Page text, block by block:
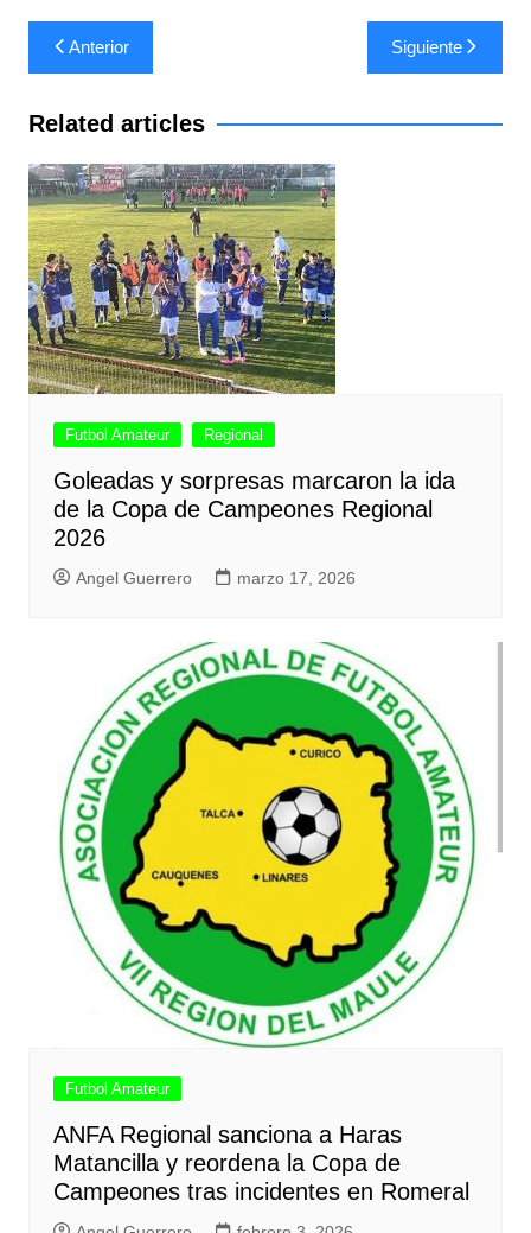
Navegación
de
entradas
Anterior Siguiente
Related articles
Futbol Amateur Regional
Goleadas y sorpresas marcaron la ida
de la Copa de Campeones Regional
2026
Angel Guerrero marzo 17, 2026
Futbol Amateur
ANFA Regional sanciona a Haras
Matancilla y reordena la Copa de
Campeones tras incidentes en Romeral